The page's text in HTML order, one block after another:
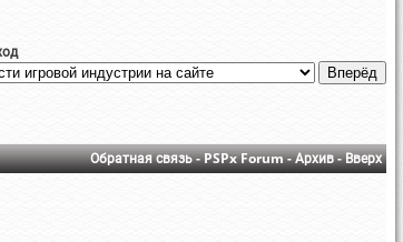
Обратная связь-PSPx Forum-Архив-Вверх